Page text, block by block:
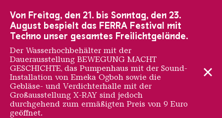
Von Freitag, den 21. bis Sonntag, den 23.
August bespielt das FERRA Festival mit
Techno unser gesamtes Freilichtgelände.
Der Wasserhochbehälter mit der
Dauerausstellung BEWEGUNG MACHT
GESCHICHTE, das Pumpenhaus mit der Sound-
Installation von Emeka Ogboh sowie die
Gebläse- und Verdichterhalle mit der
Großausstellung X-RAY sind jedoch
durchgehend zum ermäßigten Preis von 9 Euro
geöffnet.